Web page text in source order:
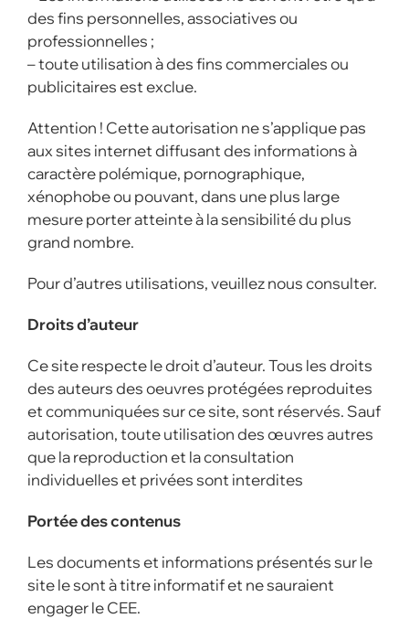
des fins personnelles, associatives ou
professionnelles ;
– toute utilisation à des fins commerciales ou
publicitaires est exclue.
Attention ! Cette autorisation ne s’applique pas
aux sites internet diffusant des informations à
caractère polémique, pornographique,
xénophobe ou pouvant, dans une plus large
mesure porter atteinte à la sensibilité du plus
grand nombre.
Pour d’autres utilisations, veuillez nous consulter.
Droits d’auteur
Ce site respecte le droit d’auteur. Tous les droits
des auteurs des oeuvres protégées reproduites
et communiquées sur ce site, sont réservés. Sauf
autorisation, toute utilisation des œuvres autres
que la reproduction et la consultation
individuelles et privées sont interdites
Portée des contenus
Les documents et informations présentés sur le
site le sont à titre informatif et ne sauraient
engager le CEE.